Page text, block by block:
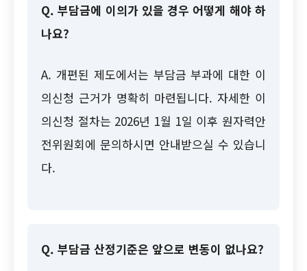
Q. 부담금에 이의가 있을 경우 어떻게 해야 하
나요?
A. 개편된 제도에서는 부담금 부과에 대한 이
의신청 근거가 명확히 마련됩니다. 자세한 이
의신청 절차는 2026년 1월 1일 이후 원자력안
전위원회에 문의하시면 안내받으실 수 있습니
다.
Q. 부담금 산정기준은 앞으로 변동이 없나요?